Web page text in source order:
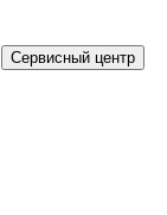
Сервисный центр